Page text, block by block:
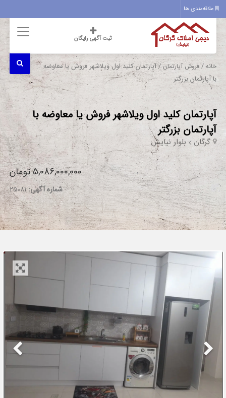
علاقه‌مندی ها
ثبت آگهی رایگان
خانه/فروش آپارتمان/ آپارتمان کلید اول ویلاشهر فروش یا معاوضه
با آپارتمان بزرگتر
آپارتمان کلید اول ویلاشهر فروش یا معاوضه با
آپارتمان بزرگتر
گرگان بلوار نیایش
5,086,000,000 تومان
شماره آگهی:25081